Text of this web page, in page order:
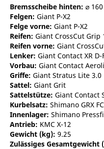
Bremsscheibe hinten: ⌀
Felgen: Giant P-X2
Felge vorne: Giant P-X2
Reifen: Giant CrossCut Grip
Reifen vorne: Giant
Lenker: Giant Contact XR D-
Vorbau: Giant Contact
Griffe: Giant Stratus Lite 3.0
Sattel: Giant Grit
Sattelstütze: Giant Contact
Kurbelsatz: Shimano GRX
Innenlager: Shimano
Antrieb: KMC X-12
Gewicht (kg): 9.25
Zulässiges Gesamtgewicht